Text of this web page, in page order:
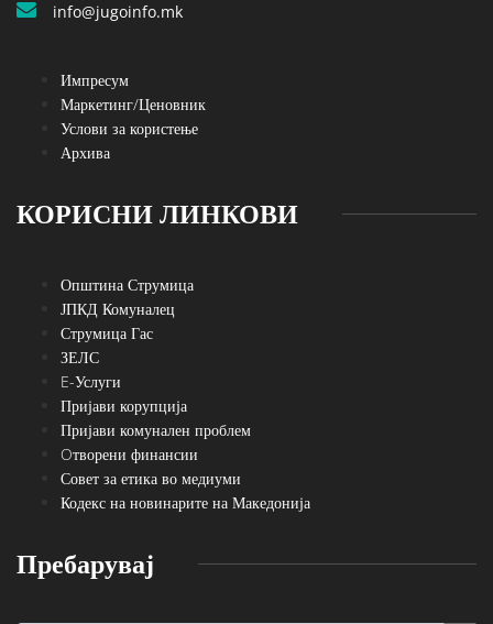
info@jugoinfo.mk
Импресум
Маркетинг/Ценовник
Услови за користење
Архива
КОРИСНИ ЛИНКОВИ
Општина Струмица
ЈПКД Комуналец
Струмица Гас
ЗЕЛС
E-Услуги
Пријави корупција
Пријави комунален проблем
Oтворени финансии
Совет за етика во медиуми
Кодекс на новинарите на Македонија
Пребарувај